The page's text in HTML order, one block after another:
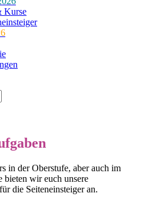
Kurse
in der Oberstufe, aber auch im
bieten wir euch unsere
die Seiteneinsteiger an.